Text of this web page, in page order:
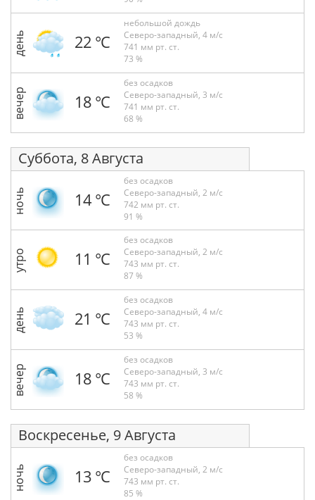
день
небольшой дождь
22 °С
Северо-западный, 4 м/с
741 мм рт. ст.
73 %
вечер
без осадков
18 °С
Северо-западный, 3 м/с
741 мм рт. ст.
68 %
Суббота, 8 Августа
ночь
без осадков
14 °С
Северо-западный, 2 м/с
742 мм рт. ст.
91 %
утро
без осадков
11 °С
Северо-западный, 2 м/с
743 мм рт. ст.
87 %
день
без осадков
21 °С
Северо-западный, 4 м/с
743 мм рт. ст.
53 %
вечер
без осадков
18 °С
Северо-западный, 3 м/с
743 мм рт. ст.
58 %
Воскресенье, 9 Августа
ночь
без осадков
13 °С
Северо-западный, 2 м/с
743 мм рт. ст.
85 %